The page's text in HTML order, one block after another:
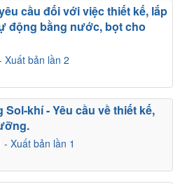
Xuất bản lần 2
cầu đối với việc thiết kế, lắp
động bằng nước, bọt cho
Xuất bản lần 1
khí - Yêu cầu về thiết kế,